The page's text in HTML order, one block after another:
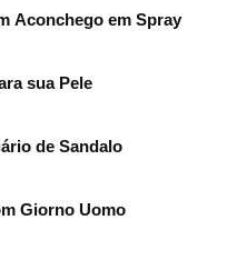
Aconchego em Spray
sua Pele
de Sandalo
Giorno Uomo